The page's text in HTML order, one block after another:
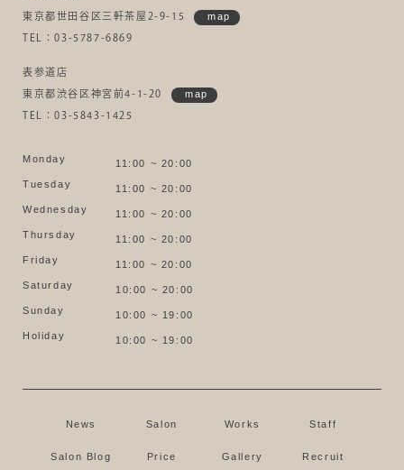
東京都世田谷区三軒茶屋2-9-15 map
TEL：03-5787-6869
表参道店
東京都渋谷区神宮前4-1-20 map
TEL：03-5843-1425
Monday
11:00 ~ 20:00
Tuesday
11:00 ~ 20:00
Wednesday
11:00 ~ 20:00
Thursday
11:00 ~ 20:00
Friday
11:00 ~ 20:00
Saturday
10:00 ~ 20:00
Sunday
10:00 ~ 19:00
Holiday
10:00 ~ 19:00
News Salon Works Staff
Salon Blog Price Gallery Recruit